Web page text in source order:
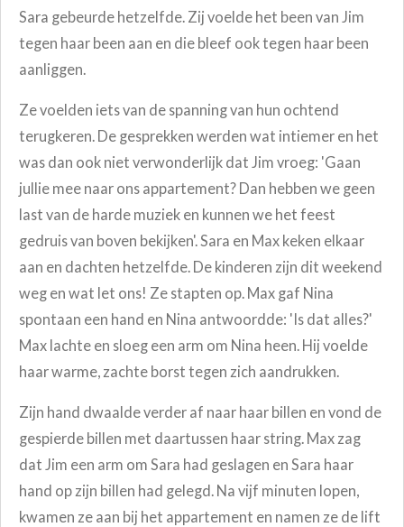
Sara gebeurde hetzelfde. Zij voelde het been van Jim
tegen haar been aan en die bleef ook tegen haar been
aanliggen.
Ze voelden iets van de spanningvan hun ochtend
terugkeren. De gesprekken werden wat intiemer en het
was dan ook niet verwonderlijk dat Jim vroeg: 'Gaan
jullie mee naar ons appartement? Dan hebben we geen
last van de harde muziek en kunnen we het feest
gedruis van boven bekijken'. Sara en Max keken elkaar
aan en dachten hetzelfde. De kinderen zijn dit weekend
weg en wat let ons! Ze stapten op. Max gaf Nina
spontaan een hand en Nina antwoordde: 'Is dat alles?'
Max lachte en sloeg een arm om Nina heen. Hij voelde
haar warme, zachte borst tegen zich aandrukken.
Zijn hand dwaalde verder af naar haar billen en vond de
gespierde billen met daartussen haar string. Max zag
dat Jim een arm om Sara had geslagen en Sara haar
hand op zijn billen had gelegd. Na vijf minuten lopen,
kwamen ze aan bij het appartement en namen ze de lift